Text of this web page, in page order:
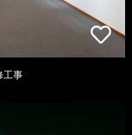
工事